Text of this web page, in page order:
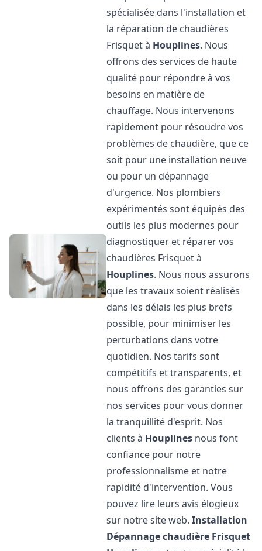
spécialisée dans l'installation et
la réparation de chaudières
Frisquet à Houplines. Nous
offrons des services de haute
qualité pour répondre à vos
besoins en matière de
chauffage. Nous intervenons
rapidement pour résoudre vos
problèmes de chaudière, que ce
soit pour une installation neuve
ou pour un dépannage
d'urgence. Nos plombiers
expérimentés sont équipés des
outils les plus modernes pour
diagnostiquer et réparer vos
chaudières Frisquet à
Houplines. Nous nous assurons
que les travaux soient réalisés
dans les délais les plus brefs
possible, pour minimiser les
perturbations dans votre
quotidien. Nos tarifs sont
compétitifs et transparents, et
nous offrons des garanties sur
nos services pour vous donner
la tranquillité d'esprit. Nos
clients à Houplines nous font
confiance pour notre
professionnalisme et notre
rapidité d'intervention. Vous
pouvez lire leurs avis élogieux
sur notre site web.Installation
Dépannage chaudière Frisquet